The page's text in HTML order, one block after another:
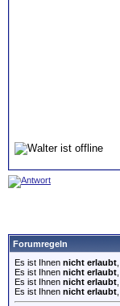
Forumregeln
Es ist Ihnen nicht erlaubt
Es ist Ihnen nicht erlaubt
Es ist Ihnen nicht erlaubt
Es ist Ihnen nicht erlaubt